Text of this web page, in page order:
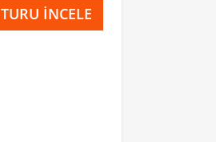
TURU İNCELE